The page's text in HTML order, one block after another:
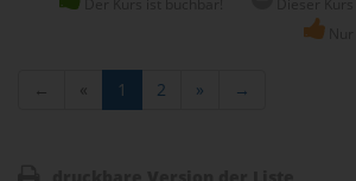
← « 1 2 » →